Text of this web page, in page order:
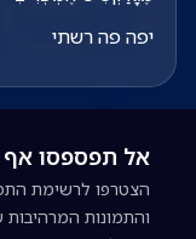
יפה פה רשתי
אל תפספסו אף
הצטרפו לרשימת
והתמונות